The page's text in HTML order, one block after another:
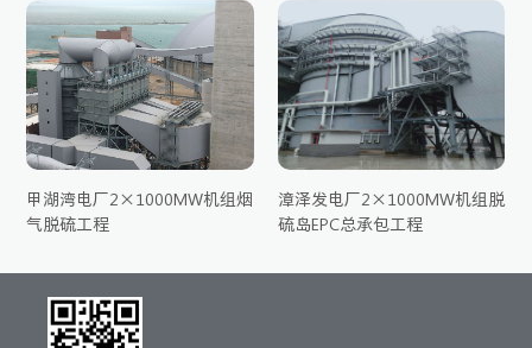
甲湖湾电厂2×1000MW机组烟
气脱硫工程
漳泽发电厂2×1000MW机组脱
硫岛EPC总承包工程